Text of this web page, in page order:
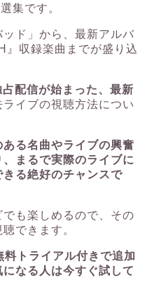
集です。
ド」から、最新アルバ
収録楽曲までが盛り込
配信が始まった、最新
ライブの視聴方法につい
る名曲やライブの興奮
まるで実際のライブに
る絶好のチャンスで
も楽しめるので、その
できます。
トライアル付きで追加
なる人は今すぐ試して